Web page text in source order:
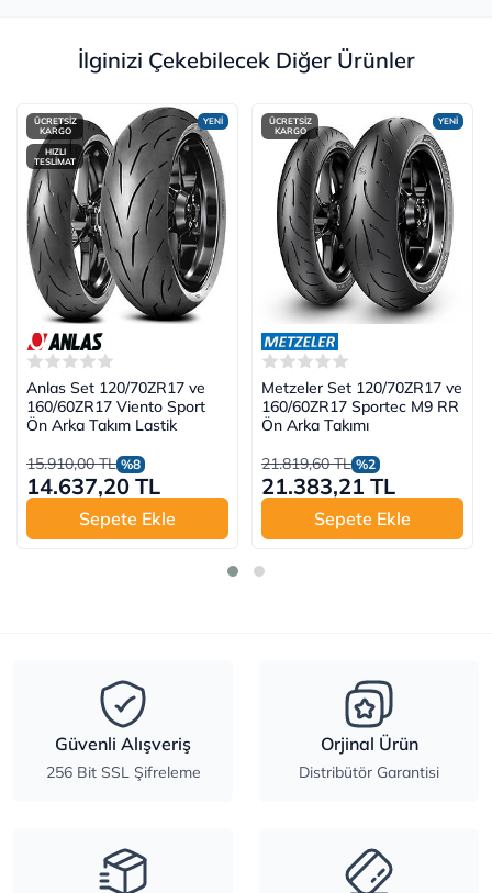
İlginizi Çekebilecek Diğer Ürünler
YENİ
ÜCRETSİZ
KARGO
HIZLI
TESLİMAT
Anlas Set 120/70ZR17 ve
160/60ZR17 Viento Sport
Ön Arka Takım Lastik
15.910,00 TL %8
14.637,20 TL
Sepete Ekle
YENİ
ÜCRETSİZ
KARGO
Metzeler Set 120/70ZR17 ve
160/60ZR17 Sportec M9 RR
Ön Arka Takımı
21.819,60 TL %2
21.383,21 TL
Sepete Ekle
Güvenli Alışveriş
256 Bit SSL Şifreleme
Orjinal Ürün
Distribütör Garantisi